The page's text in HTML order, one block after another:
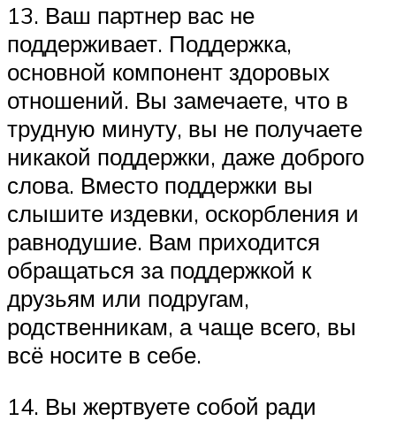
13. Ваш партнер вас не
поддерживает. Поддержка,
основной компонент здоровых
отношений. Вы замечаете, что в
трудную минуту, вы не получаете
никакой поддержки, даже доброго
слова. Вместо поддержки вы
слышите издевки, оскорбления и
равнодушие. Вам приходится
обращаться за поддержкой к
друзьям или подругам,
родственникам, а чаще всего, вы
всё носите в себе.
14. Вы жертвуете собой ради